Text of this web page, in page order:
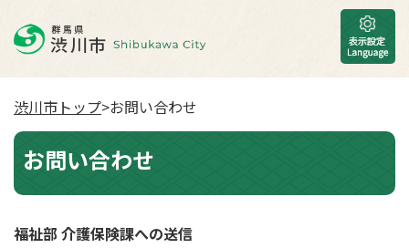
渋川市トップ>お問い合わせ
お問い合わせ
福祉部 介護保険課への送信